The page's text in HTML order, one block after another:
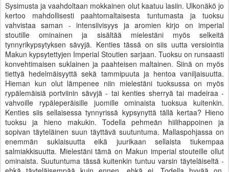
Sysimusta ja vaahdoltaan mokkainen olut kaatuu lasiin. Ulkonäkö jo
kertoo mahdollisesti paahtomaltaisesta tuntumasta ja tuoksu
vahvistaa saman - intensiivisyys ja aromien kirjo on imperial
stoutille ominainen ja sisältää mielestäni myös selkeitä
tynnyrikypsytyksen sävyjä. Kenties tässä on siis uutta versiointia
Makun kypsytettyjen Imperial Stoutien sarjaan. Tuoksu on runsaasti
konvehtimaisen suklainen ja paahteisen maltainen. Siinä on myös
tiettyä hedelmäisyyttä sekä tammipuuta ja hentoa vaniljaisuutta.
Hieman kun olut lämpenee niin mielestäni tuoksussa on myös
rypälemäisiä portviinin sävyjä - tai kenties sherryä tai madeiraa -
vahvoille rypäleperäisille juomille ominaista tuoksua kuitenkin.
Kenties siis sellaisessa tynnyrissä kypsynyttä tällä kertaa? Hieno
tuoksu ja hieno makukin. Todella pehmeän hiilihappoinen ja
sopivan täyteläinen suun täyttävä suutuntuma. Mallaspohjassa on
enemmän suklaisuutta eikä juurikaan sellaista tiukempaa
salmiakkisuutta. Mielestäni tämä on Makun imperial stouteille ollut
ominaista. Suutuntuma tässä kuitenkin tuntuu varsin täyteläiseltä -